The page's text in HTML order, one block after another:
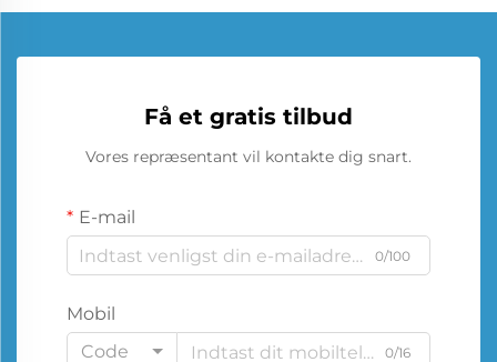
Få et gratis tilbud
Vores repræsentant vil kontakte dig snart.
E-mail
0/100
Mobil
Code
0/16